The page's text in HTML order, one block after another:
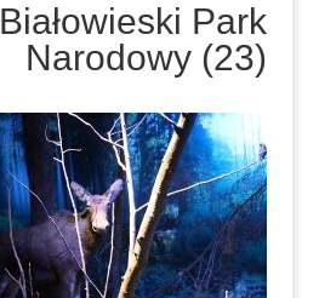
Białowieski Park
Narodowy (23)